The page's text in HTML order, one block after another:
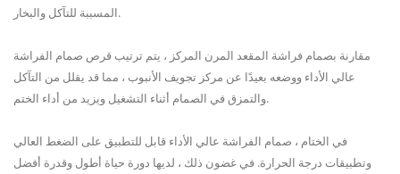
المسببة للتآكل والبخار.
مقارنة بصمام فراشة المقعد المرن المركز ، يتم ترتيب قرص صمام الفراشة
عالي الأداء ووضعه بعيدًا عن مركز تجويف الأنبوب ، مما قد يقلل من التآكل
والتمزق في الصمام أثناء التشغيل ويزيد من أداء الختم.
في الختام ، صمام الفراشة عالي الأداء قابل للتطبيق على الضغط العالي
وتطبيقات درجة الحرارة. في غضون ذلك ، لديها دورة حياة أطول وقدرة أفضل